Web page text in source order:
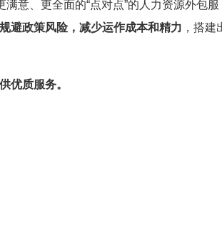
意、更全面的“点对点”的人力资源外包服
避政策风险，减少运作成本和精力 ，搭建
优质服务。